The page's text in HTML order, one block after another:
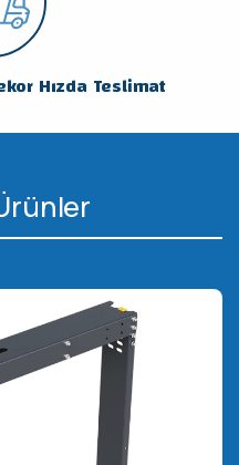
Hızda Teslimat